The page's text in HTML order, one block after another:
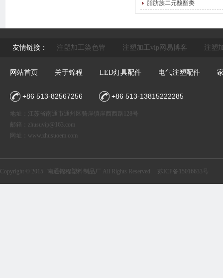
脂肪族二元酸酯类
友情链接： 注塑加工染色管 注塑加工vip网易博客 注塑
网站首页 关于锦程 LED灯具配件 电气注塑配件
+86 513-82567256 +86 513-13815222285
地址：江苏省南通市通州区骑岸镇岸西西路128号
邮箱： zhusuvip@163.com
网址： www.zhusuoem.com
Copyright © 2015 南通锦程塑料制品厂 All Rights Reserved. 苏ICP备15016633号